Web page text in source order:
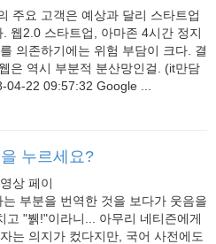
주요 고객은 예상과 달리 스타트업
웹2.0 스타트업, 아마존 4시간 정지
의존하기에는 위험 부담이 크다. 결
은 역시 부분적 분산망인걸. (it만담
22 09:57:32 Google ...
누르세요?
상 페이
부분을 번역한 것을 보다가 웃음을
고 "뷁!"이라니... 아무리 네티즌에게
는 의지가 컸다지만, 국어 사전에도